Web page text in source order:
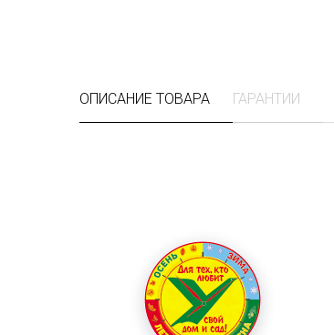
ОПИСАНИЕ ТОВАРА ГАРАНТИИ